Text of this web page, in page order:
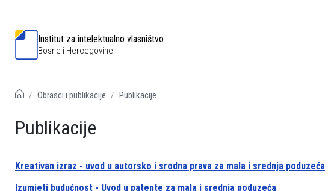
Institut za intelektualno vlasništvo
Bosne i Hercegovine
Obrasci i publikacije Publikacije
Publikacije
Kreativan izraz - uvod u autorsko i srodna prava za mala i srednja poduzeća
Izumjeti budućnost - Uvod u patente za mala i srednja poduzeća